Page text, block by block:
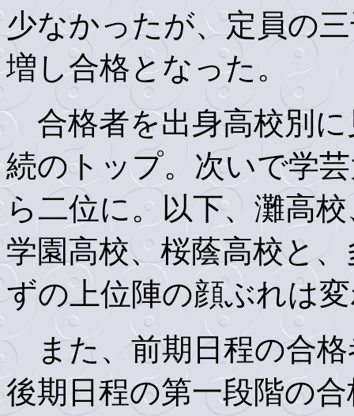
少なかったが、定員の
増し合格となった。
合格者を出身高校別に
続のトップ。次いで学
ら二位に。以下、灘高
学園高校、桜蔭高校と
ずの上位陣の顔ぶれは
また、前期日程の合格
後期日程の第一段階の